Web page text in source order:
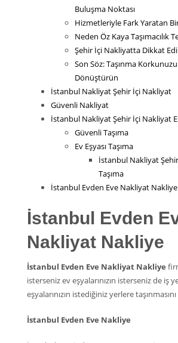
Buluşma Noktası
Hizmetleriyle Fark Yaratan
Neden Öz Kaya Taşımacılık
Şehir İçi Nakliyatta Dikkat
Son Söz: Taşınma
Dönüştürün
İstanbul Nakliyat Şehir İçi Nakliyat
Güvenli Nakliyat
İstanbul Nakliyat Şehir İçi Nakliyat
Güvenli Taşıma
Ev Eşyası Taşıma
İstanbul Nakliyat
Taşıma
İstanbul Evden Eve Nakliyat Nakliye
İstanbul Evden
Nakliyat Nakliye
İstanbul Evden Eve Nakliyat Nakliye
isterseniz ev eşyalarınızın isterseniz de iş
eşyalarınızın istediğiniz yerlere
İstanbul Evden Eve Nakliye